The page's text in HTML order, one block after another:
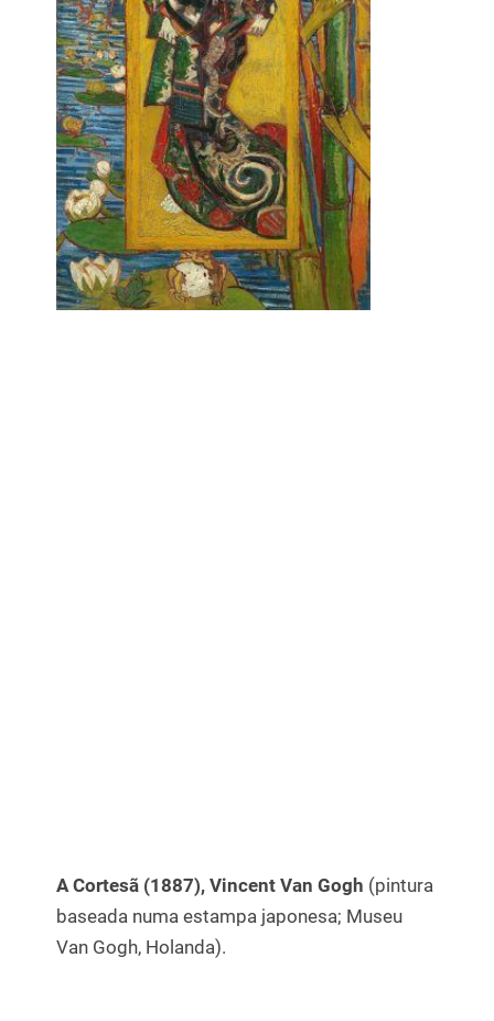
A Cortesã (1887), Vincent Van Gogh (pintura
baseada numa estampa japonesa; Museu
Van Gogh, Holanda).